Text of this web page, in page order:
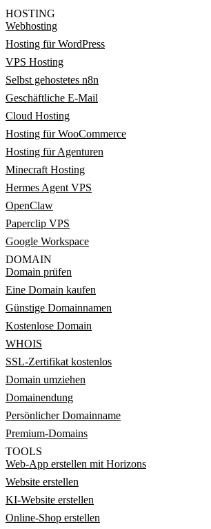
HOSTING
Webhosting
Hosting für WordPress
VPS Hosting
Selbst gehostetes n8n
Geschäftliche E-Mail
Cloud Hosting
Hosting für WooCommerce
Hosting für Agenturen
Minecraft Hosting
Hermes Agent VPS
OpenClaw
Paperclip VPS
Google Workspace
DOMAIN
Domain prüfen
Eine Domain kaufen
Günstige Domainnamen
Kostenlose Domain
WHOIS
SSL-Zertifikat kostenlos
Domain umziehen
Domainendung
Persönlicher Domainname
Premium-Domains
TOOLS
Web-App erstellen mit Horizons
Website erstellen
KI-Website erstellen
Online-Shop erstellen